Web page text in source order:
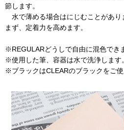
節します。
水で薄める場合はにじむことがあり
まず、定着力を高めます。
※REGULARどうしで自由に混色でき
※使用した筆、容器は水で洗浄します。
※ブラックはCLEARのブラックをご使